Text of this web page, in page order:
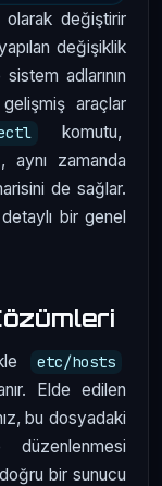
olarak değiştirir
değişiklik
adlarının
araçlar
komutu,
aynı zamanda
de sağlar.
bir genel
etc/hosts
Elde edilen
bu dosyadaki
bir sunucu